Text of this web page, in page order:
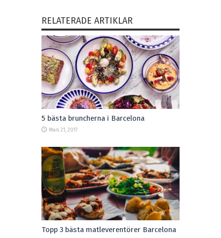
RELATERADE ARTIKLAR
5 bästa bruncherna i Barcelona
Mars 21, 2017
Topp 3 bästa matleverentörer Barcelona